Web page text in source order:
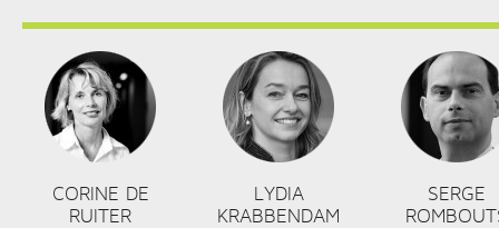
CORINE DE
RUITER
LYDIA
KRABBENDAM
SERGE